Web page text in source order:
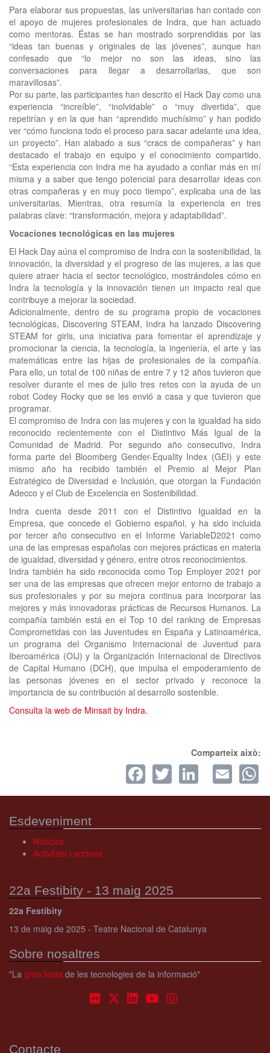
Para elaborar sus propuestas, las universitarias han contado con
el apoyo de mujeres profesionales de Indra, que han actuado
como mentoras. Éstas se han mostrado sorprendidas por las
“ideas tan buenas y originales de las jóvenes”, aunque han
confesado que “lo mejor no son las ideas, sino las
conversaciones para llegar a desarrollarlas, que son
maravillosas”.
Por su parte, las participantes han descrito el Hack Day como una
experiencia “increíble”, “inolvidable” o “muy divertida”, que
repetirían y en la que han “aprendido muchísimo” y han podido
ver “cómo funciona todo el proceso para sacar adelante una idea,
un proyecto”. Han alabado a sus “cracs de compañeras” y han
destacado el trabajo en equipo y el conocimiento compartido.
“Esta experiencia con Indra me ha ayudado a confiar más en mí
misma y a saber que tengo potencial para desarrollar ideas con
otras compañeras y en muy poco tiempo”, explicaba una de las
universitarias. Mientras, otra resumía la experiencia en tres
palabras clave: “transformación, mejora y adaptabilidad”.
Vocaciones tecnológicas en las mujeres
El Hack Day aúna el compromiso de Indra con la sostenibilidad, la
innovación, la diversidad y el progreso de las mujeres, a las que
quiere atraer hacia el sector tecnológico, mostrándoles cómo en
Indra la tecnología y la innovación tienen un impacto real que
contribuye a mejorar la sociedad.
Adicionalmente, dentro de su programa propio de vocaciones
tecnológicas, Discovering STEAM, Indra ha lanzado Discovering
STEAM for girls, una iniciativa para fomentar el aprendizaje y
promocionar la ciencia, la tecnología, la ingeniería, el arte y las
matemáticas entre las hijas de profesionales de la compañía.
Para ello, un total de 100 niñas de entre 7 y 12 años tuvieron que
resolver durante el mes de julio tres retos con la ayuda de un
robot Codey Rocky que se les envió a casa y que tuvieron que
programar.
El compromiso de Indra con las mujeres y con la igualdad ha sido
reconocido recientemente con el Distintivo Más Igual de la
Comunidad de Madrid. Por segundo año consecutivo, Indra
forma parte del Bloomberg Gender-Equality Index (GEI) y este
mismo año ha recibido también el Premio al Mejor Plan
Estratégico de Diversidad e Inclusión, que otorgan la Fundación
Adecco y el Club de Excelencia en Sostenibilidad.
Indra cuenta desde 2011 con el Distintivo Igualdad en la
Empresa, que concede el Gobierno español, y ha sido incluida
por tercer año consecutivo en el Informe VariableD2021 como
una de las empresas españolas con mejores prácticas en materia
de igualdad, diversidad y género, entre otros reconocimientos.
Indra también ha sido reconocida como Top Employer 2021 por
ser una de las empresas que ofrecen mejor entorno de trabajo a
sus profesionales y por su mejora continua para incorporar las
mejores y más innovadoras prácticas de Recursos Humanos. La
compañía también está en el Top 10 del ranking de Empresas
Comprometidas con las Juventudes en España y Latinoamérica,
un programa del Organismo Internacional de Juventud para
Iberoamérica (OIJ) y la Organización Internacional de Directivos
de Capital Humano (DCH), que impulsa el empoderamiento de
las personas jóvenes en el sector privado y reconoce la
importancia de su contribución al desarrollo sostenible.
Consulta la web de Minsait by Indra.
Comparteix això:
Facebook
Twitter
Esdeveniment
Notícies
Activitats i accions
22a Festibity - 13 maig 2025
22a Festibity
13 de maig de 2025 - Teatre Nacional de Catalunya
Sobre nosaltres
"La gran festa de les tecnologies de la informació"
Contacte